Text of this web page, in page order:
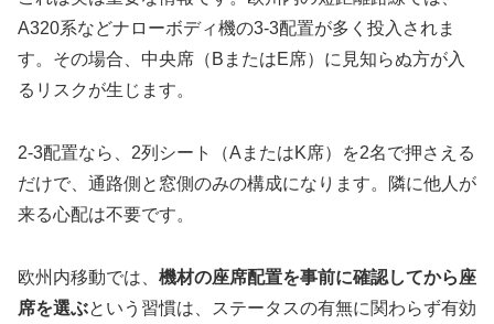
A320系などナローボディ機の3-3配置が多く投入されま
す。その場合、中央席（BまたはE席）に見知らぬ方が入
るリスクが生じます。
2-3配置なら、2列シート（AまたはK席）を2名で押さえる
だけで、通路側と窓側のみの構成になります。隣に他人が
来る心配は不要です。
欧州内移動では、 機材の座席配置を事前に確認してから座
席を選ぶという習慣は、ステータスの有無に関わらず有効